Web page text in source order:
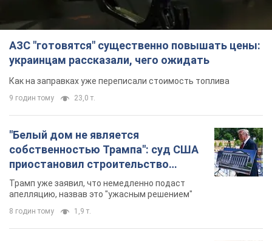
АЗС "готовятся" существенно повышать цены:
украинцам рассказали, чего ожидать
Как на заправках уже переписали стоимость топлива
9 годин тому 23,0 т.
"Белый дом не является
собственностью Трампа": суд США
приостановил строительство
бального зала стоимостью 400 млн
долларов
Трамп уже заявил, что немедленно подаст
апелляцию, назвав это "ужасным решением"
8 годин тому 1,9 т.